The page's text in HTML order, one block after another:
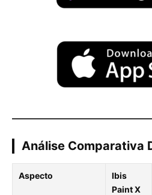
Análise Comparativa
Aspecto
Ibis
Paint X